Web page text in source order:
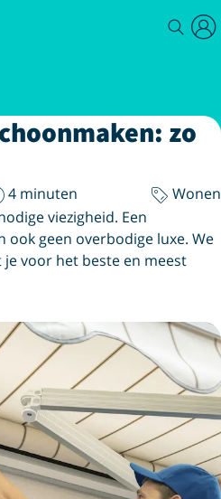
je het aan
zo
4 minuten
Wonen
viezigheid. Een
ook geen overbodige luxe. We
voor het beste en meest